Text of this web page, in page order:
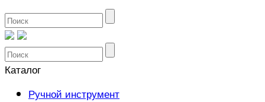
Каталог
Ручной инструмент